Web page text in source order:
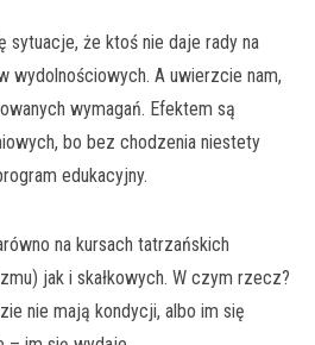
że ktoś nie daje rady na
wydolnościowych. A uwierzcie nam,
wymagań. Efektem są
bo bez chodzenia niestety
edukacyjny.
na kursach tatrzańskich
jak i skałkowych. W czym rzecz?
nie mają kondycji, albo im się